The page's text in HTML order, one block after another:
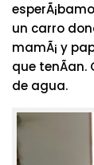
un carro
mamÃ¡ y
que tenÃ­an.
de agua.